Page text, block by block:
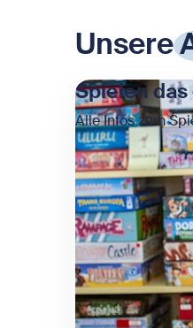
Unsere
Spielen
Alle Infos zum